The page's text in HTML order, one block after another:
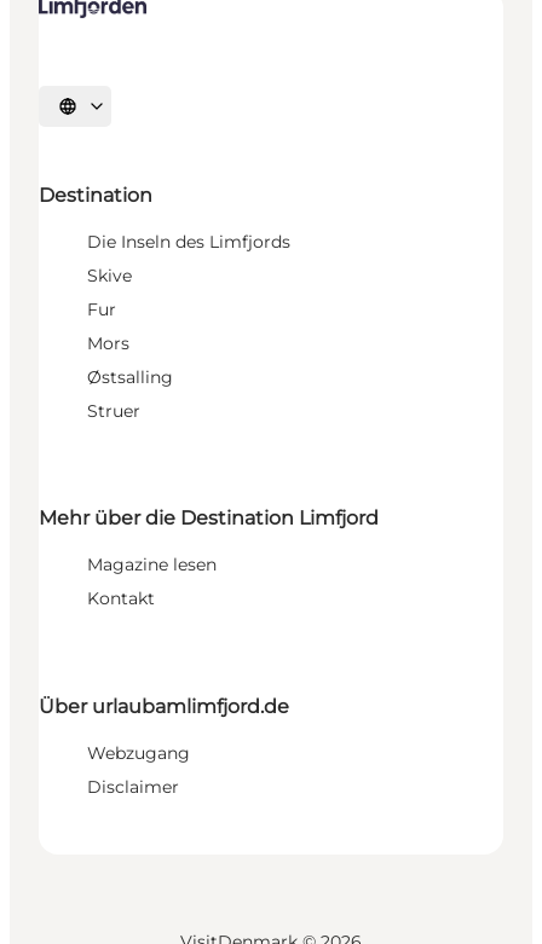
Sprache auswählen
Destination
Die Inseln des Limfjords
Skive
Fur
Mors
Østsalling
Struer
Mehr über die Destination Limfjord
Magazine lesen
Kontakt
Über urlaubamlimfjord.de
Webzugang
Disclaimer